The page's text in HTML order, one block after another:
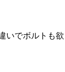
いでボルトも